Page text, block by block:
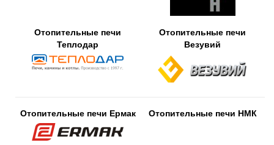
Отопительные печи
Теплодар
Отопительные печи
Везувий
Отопительные печи Ермак Отопительные печи НМК